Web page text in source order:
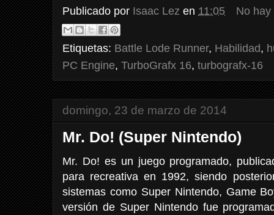
Publicado por Isaac Lez en 11:05 No
Etiquetas: Battle Lode Runner, Habilidad,
PC Engine, TurboGrafx 16, turbografx-16
domingo, 23 de marzo de 2014
Mr. Do! (Super Nintendo)
Mr. Do! es un juego programado,
para recreativa en 1992, siendo
sistemas como Super Nintendo, Game
versión de Super Nintendo fue